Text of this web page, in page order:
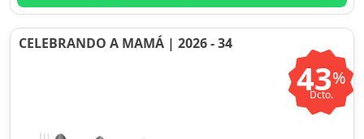
CELEBRANDO A MAMÁ | 2026 - 34
43%
Dcto.